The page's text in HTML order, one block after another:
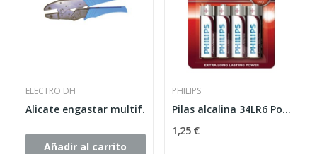
ELECTRO DH
Alicate engastar multif.
Añadir al carrito
PHILIPS
Pilas alcalina 34LR6 Power Alkaline AA Philips...
1,25 €